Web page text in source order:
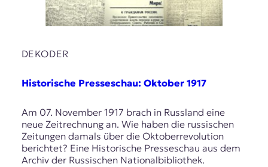
DEKODER
Historische Presseschau: Oktober 1917
Am 07. November 1917 brach in Russland eine
neue Zeitrechnung an. Wie haben die russischen
Zeitungen damals über die Oktoberrevolution
berichtet? Eine Historische Presseschau aus dem
Archiv der Russischen Nationalbibliothek.